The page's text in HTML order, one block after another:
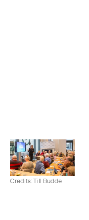
Credits: Till Budde